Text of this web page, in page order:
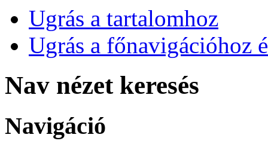
Ugrás a tartalomhoz
Ugrás a főnavigációhoz
Nav nézet keresés
Navigáció